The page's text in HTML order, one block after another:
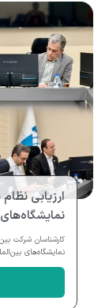
ارزیابی
نمایشگاه‌های